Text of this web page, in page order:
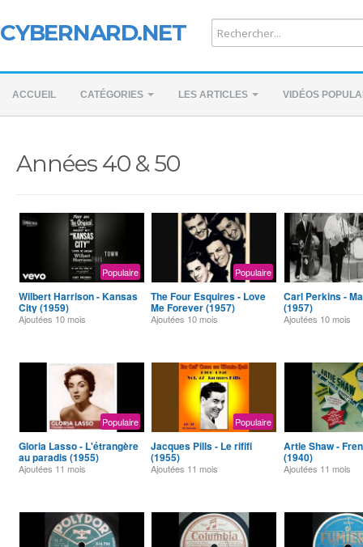
CYBERNARD.NET
ACCUEIL CATÉGORIES LES ARTICLES VIDÉOS
Années 40 & 50
Populaire
Wilbert Harrison - Kansas
City (1959)
Ajoutées 10 mois
Populaire
The Four Esquires - Love
Me Forever (1957)
Ajoutées 10 mois
Carl Perkins -
(1957)
Ajoutées 10 mois
Populaire
Gloria Lasso - L'étrangère
au paradis (1955)
Ajoutées 11 mois
Populaire
Jacques Pills - Le rififi
(1955)
Ajoutées 11 mois
Artie Shaw -
(1940)
Ajoutées 11 mois